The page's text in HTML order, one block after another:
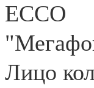
ECCO
Лицо